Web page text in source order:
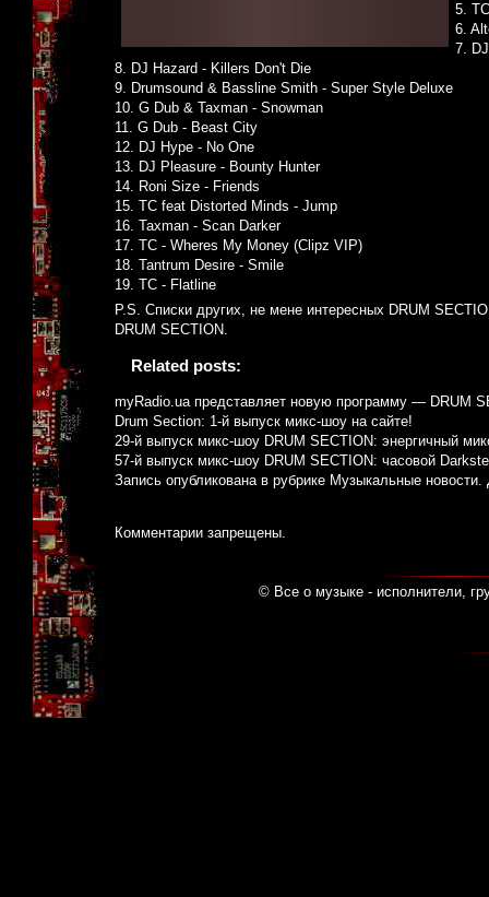
5.
6.
7.
8. DJ Hazard - Killers Don't Die
9. Drumsound & Bassline Smith - Super Style Deluxe
10. G Dub & Taxman - Snowman
11. G Dub - Beast City
12. DJ Hype - No One
13. DJ Pleasure - Bounty Hunter
14. Roni Size - Friends
15. TC feat Distorted Minds - Jump
16. Taxman - Scan Darker
17. TC - Wheres My Money (Clipz VIP)
18. Tantrum Desire - Smile
19. TC - Flatline
P.S. Списки других, не мене интересных DRUM
DRUM SECTION.
Related posts:
myRadio.ua представляет новую программу — DRUM
Drum Section: 1-й выпуск микс-шоу на сайте!
29-й выпуск микс-шоу DRUM SECTION: энергичный
57-й выпуск микс-шоу DRUM SECTION: часовой
Запись опубликована в рубрике Музыкальные новости.
Комментарии запрещены.
© Все о музыке - исполнители,